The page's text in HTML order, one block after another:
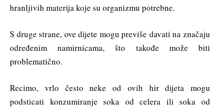
hranljivih materija koje su organizmu potrebne.
S druge strane, ove dijete mogu previše davati na značaju
određenim namirnicama, što takođe može biti
problematično.
Recimo, vrlo često neke od ovih hir dijeta mogu
podsticati konzumiranje soka od celera ili soka od